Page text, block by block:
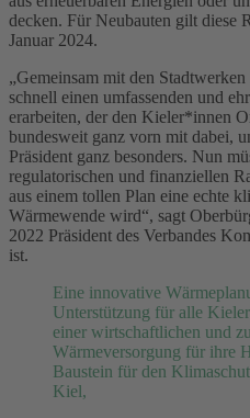
decken. Für Neubauten gilt diese
Januar 2024.
„Gemeinsam mit den
schnell einen umfassenden und
erarbeiten, der den Kieler*innen
bundesweit ganz vorn mit dabei,
Präsident ganz besonders. Nun
regulatorischen und finanziellen
aus einem tollen Plan eine echte
Wärmewende wird“, sagt
2022 Präsident des Verbandes
ist.
Eine innovative
Unterstützung für alle
einer wirtschaftlichen und
Wärmeversorgung für ihre
Baustein für den
Kiel,